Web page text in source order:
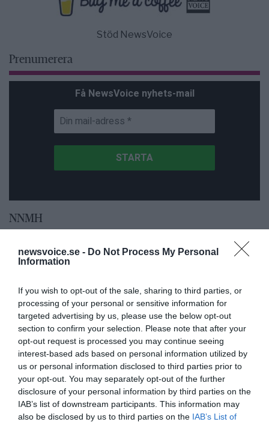
newsvoice.se - Do Not Process My Personal
Information
If you wish to opt-out of the sale, sharing to third parties, or
processing of your personal or sensitive information for
targeted advertising by us, please use the below opt-out
section to confirm your selection. Please note that after your
opt-out request is processed you may continue seeing
interest-based ads based on personal information utilized by
us or personal information disclosed to third parties prior to
your opt-out. You may separately opt-out of the further
disclosure of your personal information by third parties on the
IAB’s list of downstream participants. This information may
also be disclosed by us to third parties on the IAB’s List of
Stöd NewsVoice
Prenumerera
Få NewsVoice nyhets-mail
NNMH
Feberns viktiga roll för ett
välfungerande immunsystem